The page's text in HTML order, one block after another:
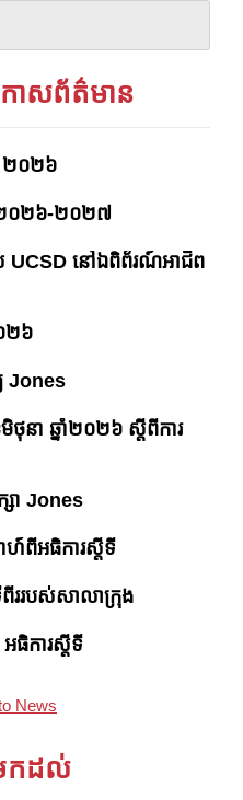
កាសព័ត៌មាន
២០២៦
២០២៦-២០២៧
UCSD នៅឯពិព័រណ៍អាជីព
២៦
Jones
នា ឆ្នាំ២០២៦ ស្តីពីការ
ា Jones
ាហ៍ពីអធិការស្តីទី
ពីររបស់សាលាក្រុង
ធិការស្តីទី
News
កដល់